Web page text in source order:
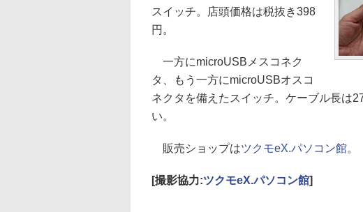
スイッチ。店頭価格は税抜き398
円。
一方にmicroUSBメスコネク
タ、もう一方にmicroUSBオスコ
ネクタを備えたスイッチ。ケーブル長は
い。
販売ショップはツクモeX.パソコン館。
[撮影協力:ツクモeX.パソコン館]